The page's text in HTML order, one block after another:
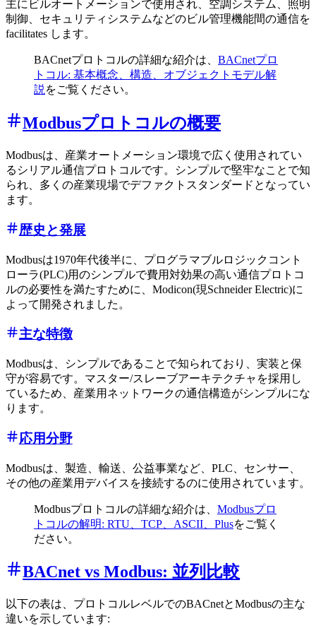
主にビルオートメーションで使用され、空調システム、照明
制御、セキュリティシステムなどのビル管理機能間の通信を
facilitates します。
BACnetプロトコルの詳細な紹介は、 BACnetプロ
トコル: 基本概念、構造、オブジェクトモデル解
説 をご覧ください。
Modbusプロトコルの概要
Modbusは、産業オートメーション環境で広く使用されてい
るシリアル通信プロトコルです。シンプルで堅牢なことで知
られ、多くの産業現場でデファクトスタンダードとなってい
ます。
歴史と発展
Modbusは1970年代後半に、プログラマブルロジックコント
ローラ(PLC)用のシンプルで費用対効果の高い通信プロトコ
ルの必要性を満たすために、Modicon(現Schneider Electric)に
よって開発されました。
主な特徴
Modbusは、シンプルであることで知られており、実装と保
守が容易です。マスター/スレーブアーキテクチャを採用し
ているため、産業用ネットワークの通信構造がシンプルにな
ります。
応用分野
Modbusは、製造、輸送、公益事業など、PLC、センサー、
その他の産業用デバイスを接続するのに使用されています。
Modbusプロトコルの詳細な紹介は、 Modbusプロ
トコルの解明: RTU、TCP、ASCII、Plusをご覧く
ださい。
BACnet vs Modbus: 並列比較
以下の表は、プロトコルレベルでのBACnetとModbusの主な
違いを示しています: